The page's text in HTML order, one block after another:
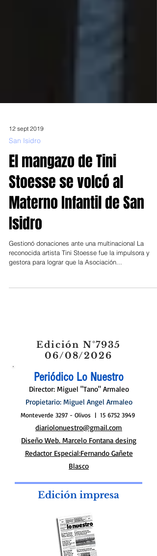
San Isidro
El mangazo de Tini
Stoesse se volcó al
Materno Infantil de San
Isidro
Gestionó donaciones ante una multinacional La
06/08/2026
Periódico Lo Nuestro
Director: Miguel "Tano" Armaleo
Monteverde 3297 - Olivos |
diariolonuestro@gmail.com
Diseño Web. Marcelo Fontana desing
Redactor Especial:Fernando Gañete
Blasco
Edición impresa